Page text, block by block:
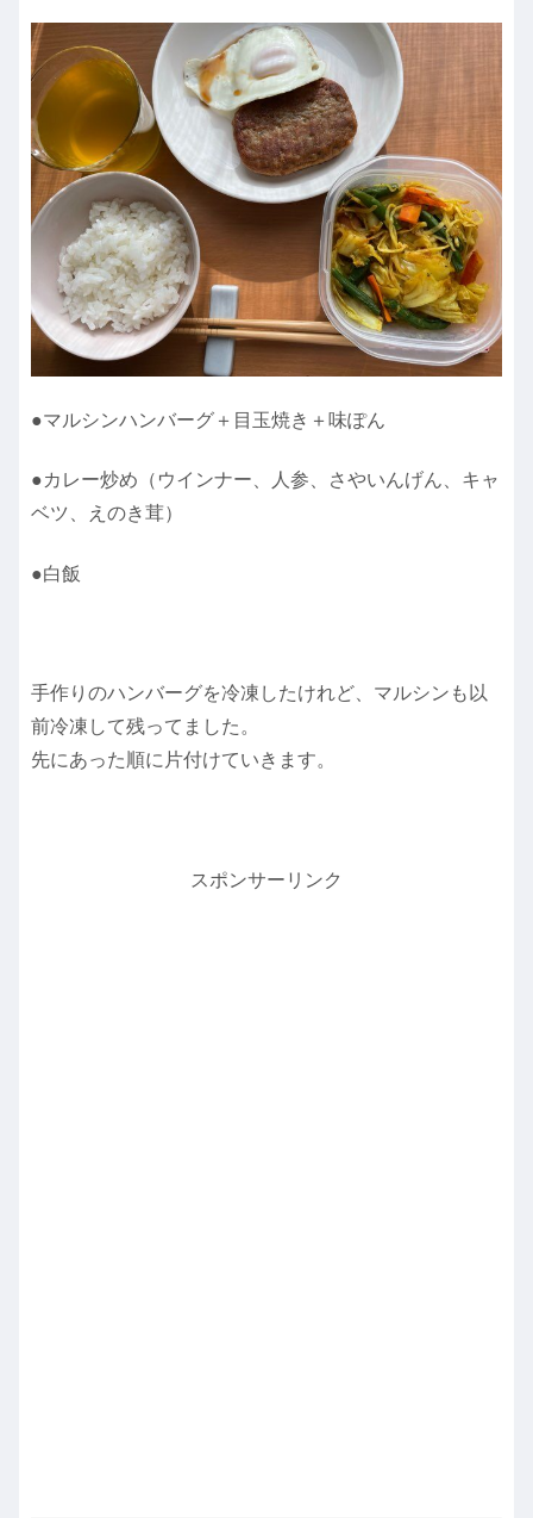
●マルシンハンバーグ＋目玉焼き＋味ぽん
●カレー炒め（ウインナー、人参、さやいんげん、キャ
ベツ、えのき茸）
●白飯
手作りのハンバーグを冷凍したけれど、マルシンも以
前冷凍して残ってました。
先にあった順に片付けていきます。
スポンサーリンク